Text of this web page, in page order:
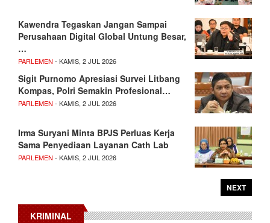
Kawendra Tegaskan Jangan Sampai
Perusahaan Digital Global Untung Besar,
…
PARLEMEN - KAMIS, 2 JUL 2026
Sigit Purnomo Apresiasi Survei Litbang
Kompas, Polri Semakin Profesional…
PARLEMEN - KAMIS, 2 JUL 2026
Irma Suryani Minta BPJS Perluas Kerja
Sama Penyediaan Layanan Cath Lab
PARLEMEN - KAMIS, 2 JUL 2026
NEXT
KRIMINAL